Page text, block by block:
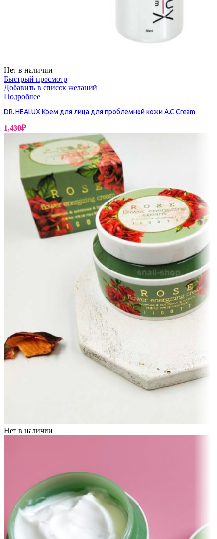
Нет в наличии
Быстрый просмотр
Добавить в список желаний
Подробнее
DR. HEALUX Крем для лица для проблемной кожи A.C Cream
1,430₽
Нет в наличии